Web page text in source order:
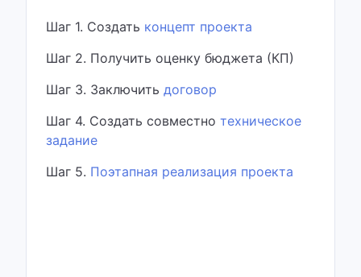
Шаг 1. Создать концепт проекта
Шаг 2. Получить оценку бюджета (КП)
Шаг 3. Заключить договор
Шаг 4. Создать совместно техническое
задание
Шаг 5. Поэтапная реализация проекта